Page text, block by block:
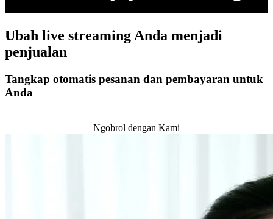
Ubah live streaming Anda menjadi
penjualan
Tangkap otomatis pesanan dan pembayaran untuk
Anda
Ngobrol dengan Kami